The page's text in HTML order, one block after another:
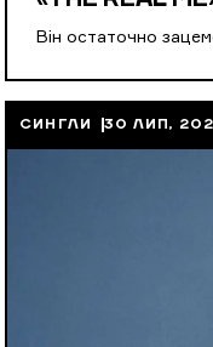
Він остаточно
СИНГЛИ 30 ЛИП,